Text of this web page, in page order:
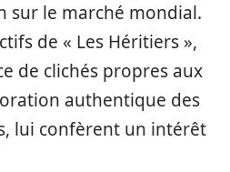
sur le marché mondial.
de « Les Héritiers »,
de clichés propres aux
authentique des
lui confèrent un intérêt